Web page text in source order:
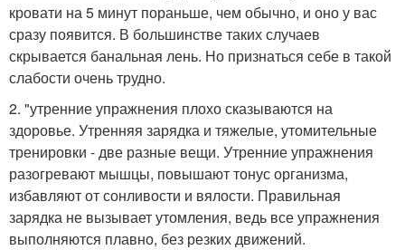
кровати на 5 минут пораньше, чем обычно, и оно у вас
сразу появится. В большинстве таких случаев
скрывается банальная лень. Но признаться себе в такой
слабости очень трудно.
2. "утренние упражнения плохо сказываются на
здоровье. Утренняя зарядка и тяжелые, утомительные
тренировки - две разные вещи. Утренние упражнения
разогревают мышцы, повышают тонус организма,
избавляют от сонливости и вялости. Правильная
зарядка не вызывает утомления, ведь все упражнения
выполняются плавно, без резких движений.